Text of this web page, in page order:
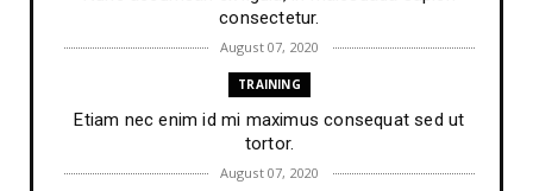
consectetur.
August 07, 2020
TRAINING
Etiam nec enim id mi maximus consequat sed ut
tortor.
August 07, 2020